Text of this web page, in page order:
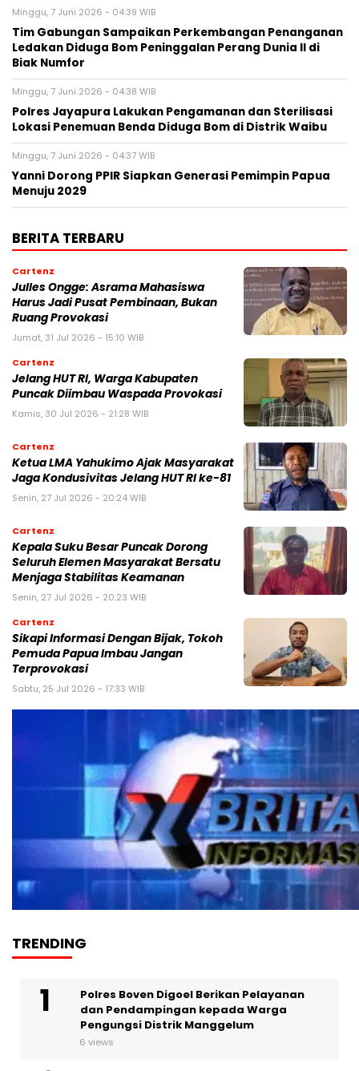
Minggu, 7 Juni 2026 - 04:39 WIB
Tim Gabungan Sampaikan Perkembangan Penanganan
Ledakan Diduga Bom Peninggalan Perang Dunia II di
Biak Numfor
Minggu, 7 Juni 2026 - 04:38 WIB
Polres Jayapura Lakukan Pengamanan dan Sterilisasi
Lokasi Penemuan Benda Diduga Bom di Distrik Waibu
Minggu, 7 Juni 2026 - 04:37 WIB
Yanni Dorong PPIR Siapkan Generasi Pemimpin Papua
Menuju 2029
BERITA TERBARU
Cartenz
Julles Ongge: Asrama Mahasiswa
Harus Jadi Pusat Pembinaan, Bukan
Ruang Provokasi
Jumat, 31 Jul 2026 - 15:10 WIB
Cartenz
Jelang HUT RI, Warga Kabupaten
Puncak Diimbau Waspada Provokasi
Kamis, 30 Jul 2026 - 21:28 WIB
Cartenz
Ketua LMA Yahukimo Ajak Masyarakat
Jaga Kondusivitas Jelang HUT RI ke-81
Senin, 27 Jul 2026 - 20:24 WIB
Cartenz
Kepala Suku Besar Puncak Dorong
Seluruh Elemen Masyarakat Bersatu
Menjaga Stabilitas Keamanan
Senin, 27 Jul 2026 - 20:23 WIB
Cartenz
Sikapi Informasi Dengan Bijak, Tokoh
Pemuda Papua Imbau Jangan
Terprovokasi
Sabtu, 25 Jul 2026 - 17:33 WIB
TRENDING
Polres Boven Digoel Berikan Pelayanan
dan Pendampingan kepada Warga
Pengungsi Distrik Manggelum
6 views